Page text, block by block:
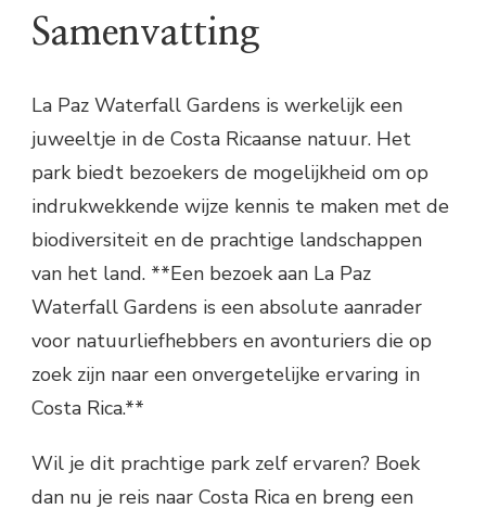
Samenvatting
La Paz Waterfall Gardens is werkelijk een
juweeltje in de Costa Ricaanse natuur. Het
park biedt bezoekers de mogelijkheid om op
indrukwekkende wijze kennis te maken met de
biodiversiteit en de prachtige landschappen
van het land. **Een bezoek aan La Paz
Waterfall Gardens is een absolute aanrader
voor natuurliefhebbers en avonturiers die op
zoek zijn naar een onvergetelijke ervaring in
Costa Rica.**
Wil je dit prachtige park zelf ervaren? Boek
dan nu je reis naar Costa Rica en breng een